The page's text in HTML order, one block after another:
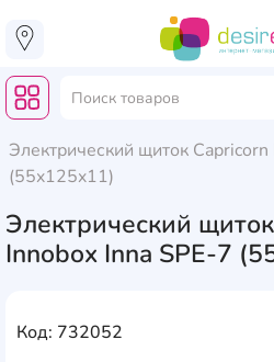
Электрический щиток
(55x125x11)
Электрический
Innobox Inna SPE-7
Код: 732052